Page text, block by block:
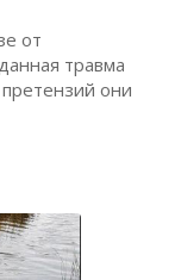
от
травма
они